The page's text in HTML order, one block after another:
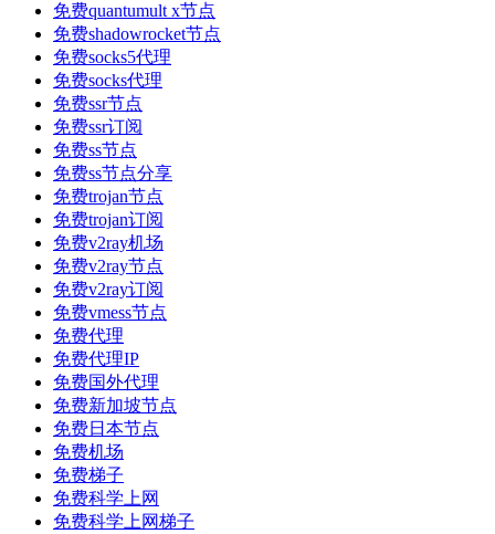
免费quantumult x节点
免费shadowrocket节点
免费socks5代理
免费socks代理
免费ssr节点
免费ssr订阅
免费ss节点
免费ss节点分享
免费trojan节点
免费trojan订阅
免费v2ray机场
免费v2ray节点
免费v2ray订阅
免费vmess节点
免费代理
免费代理IP
免费国外代理
免费新加坡节点
免费日本节点
免费机场
免费梯子
免费科学上网
免费科学上网梯子